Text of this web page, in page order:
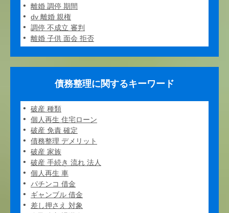
離婚 調停 期間
dv 離婚 親権
調停 不成立 審判
離婚 子供 面会 拒否
債務整理に関するキーワード
破産 種類
個人再生 住宅ローン
破産 免責 確定
債務整理 デメリット
破産 家族
破産 手続き 流れ 法人
個人再生 車
パチンコ 借金
ギャンブル 借金
差し押さえ 対象